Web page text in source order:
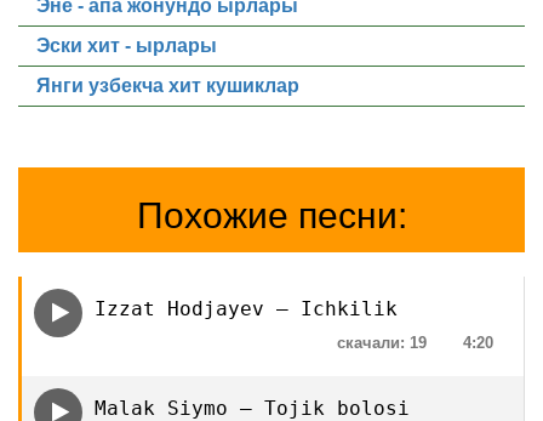
Эне - апа жонундо ырлары
Эски хит - ырлары
Янги узбекча хит кушиклар
Похожие песни:
Izzat Hodjayev — Ichkilik
4:20
скачали: 19
Malak Siymo — Tojik bolosi